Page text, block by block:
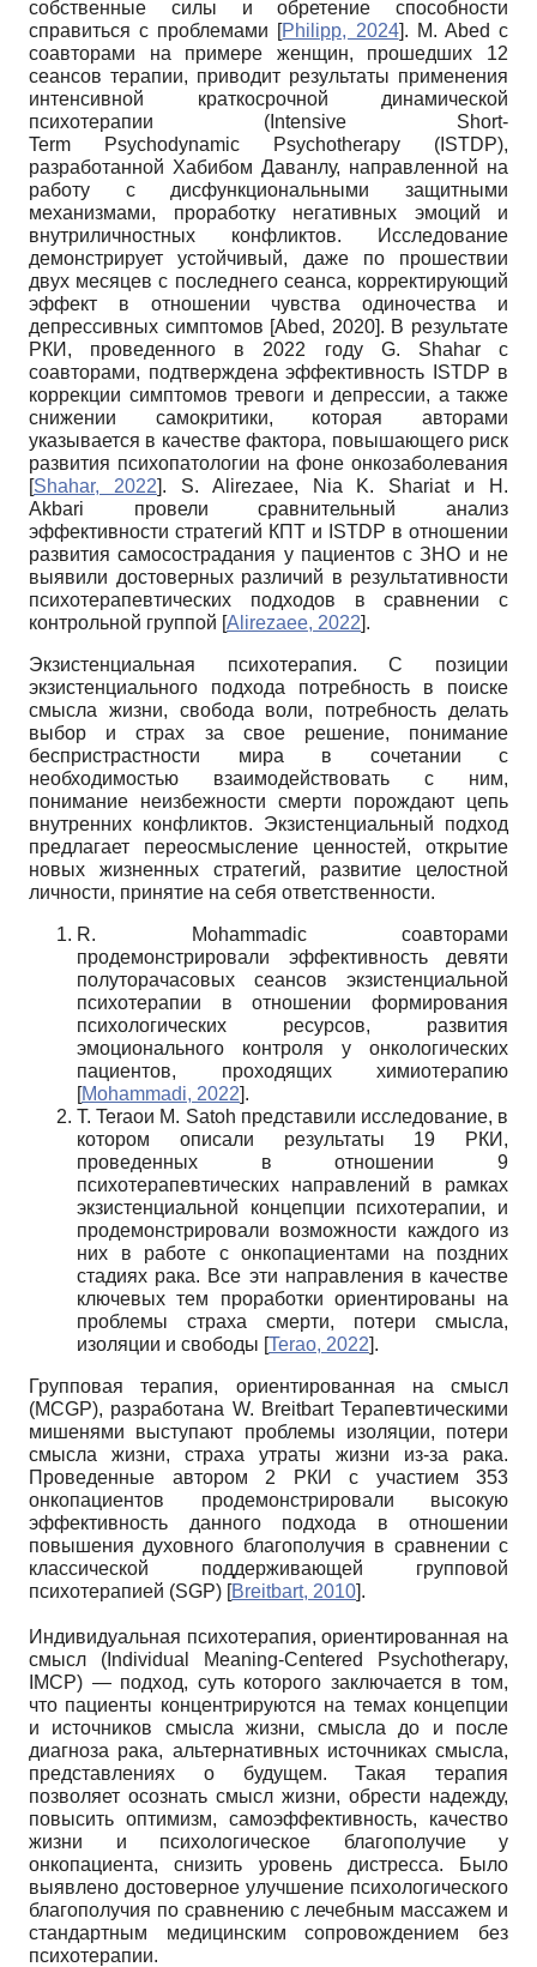
собственные силы и обретение способности
справиться с проблемами [Philipp, 2024]. M. Abed с
соавторами на примере женщин, прошедших 12
сеансов терапии, приводит результаты применения
интенсивной краткосрочной динамической
психотерапии (Intensive Short-
Term Psychodynamic Psychotherapy (ISTDP),
разработанной Хабибом Даванлу, направленной на
работу с дисфункциональными защитными
механизмами, проработку негативных эмоций и
внутриличностных конфликтов. Исследование
демонстрирует устойчивый, даже по прошествии
двух месяцев с последнего сеанса, корректирующий
эффект в отношении чувства одиночества и
депрессивных симптомов [Abed, 2020]. В результате
РКИ, проведенного в 2022 году G. Shahar с
соавторами, подтверждена эффективность ISTDP в
коррекции симптомов тревоги и депрессии, а также
снижении самокритики, которая авторами
указывается в качестве фактора, повышающего риск
развития психопатологии на фоне онкозаболевания
[Shahar, 2022]. S. Alirezaee, Nia K. Shariat и H.
Akbari провели сравнительный анализ
эффективности стратегий КПТ и ISTDP в отношении
развития самосострадания у пациентов с ЗНО и не
выявили достоверных различий в результативности
психотерапевтических подходов в сравнении с
контрольной группой [Alirezaee, 2022].
Экзистенциальная психотерапия. С позиции
экзистенциального подхода потребность в поиске
смысла жизни, свобода воли, потребность делать
выбор и страх за свое решение, понимание
беспристрастности мира в сочетании с
необходимостью взаимодействовать с ним,
понимание неизбежности смерти порождают цепь
внутренних конфликтов. Экзистенциальный подход
предлагает переосмысление ценностей, открытие
новых жизненных стратегий, развитие целостной
личности, принятие на себя ответственности.
R. Mohammadiс соавторами
продемонстрировали эффективность девяти
полуторачасовых сеансов экзистенциальной
психотерапии в отношении формирования
психологических ресурсов, развития
эмоционального контроля у онкологических
пациентов, проходящих химиотерапию
[Mohammadi, 2022].
T. Teraoи M. Satoh представили исследование, в
котором описали результаты 19 РКИ,
проведенных в отношении 9
психотерапевтических направлений в рамках
экзистенциальной концепции психотерапии, и
продемонстрировали возможности каждого из
них в работе с онкопациентами на поздних
стадиях рака. Все эти направления в качестве
ключевых тем проработки ориентированы на
проблемы страха смерти, потери смысла,
изоляции и свободы [Terao, 2022].
Групповая терапия, ориентированная на смысл
(MCGP), разработана W. Breitbart Терапевтическими
мишенями выступают проблемы изоляции, потери
смысла жизни, страха утраты жизни из-за рака.
Проведенные автором 2 РКИ с участием 353
онкопациентов продемонстрировали высокую
эффективность данного подхода в отношении
повышения духовного благополучия в сравнении с
классической поддерживающей групповой
психотерапией (SGP) [Breitbart, 2010].
Индивидуальная психотерапия, ориентированная на
смысл (Individual Meaning-Centered Psychotherapy,
IMCP) — подход, суть которого заключается в том,
что пациенты концентрируются на темах концепции
и источников смысла жизни, смысла до и после
диагноза рака, альтернативных источниках смысла,
представлениях о будущем. Такая терапия
позволяет осознать смысл жизни, обрести надежду,
повысить оптимизм, самоэффективность, качество
жизни и психологическое благополучие у
онкопациента, снизить уровень дистресса. Было
выявлено достоверное улучшение психологического
благополучия по сравнению с лечебным массажем и
стандартным медицинским сопровождением без
психотерапии.